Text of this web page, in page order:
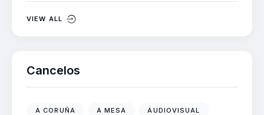
VIEW ALL
Cancelos
A CORUÑA A MESA AUDIOVISUAL